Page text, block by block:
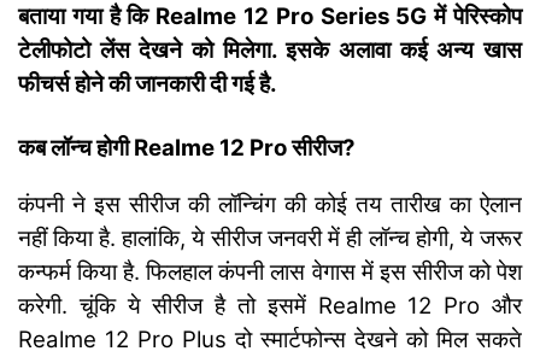
बताया गया है कि Realme 12 Pro Series 5G में पेरिस्कोप
टेलीफोटो लेंस देखने को मिलेगा. इसके अलावा कई अन्य खास
फीचर्स होने की जानकारी दी गई है.
कब लॉन्च होगी Realme 12 Pro सीरीज?
कंपनी ने इस सीरीज की लॉन्चिंग की कोई तय तारीख का ऐलान
नहीं किया है. हालांकि, ये सीरीज जनवरी में ही लॉन्च होगी, ये जरूर
कन्फर्म किया है. फिलहाल कंपनी लास वेगास में इस सीरीज को पेश
करेगी. चूंकि ये सीरीज है तो इसमें Realme 12 Pro और
Realme 12 Pro Plus दो स्मार्टफोन्स देखने को मिल सकते